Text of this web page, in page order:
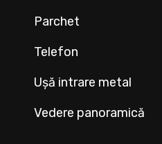
Parchet
Telefon
Ușă intrare metal
Vedere panoramică